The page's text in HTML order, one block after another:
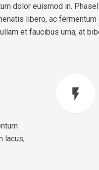
dolor euismod in.
libero, ac
et faucibus urna, at
lacus,
flash_on